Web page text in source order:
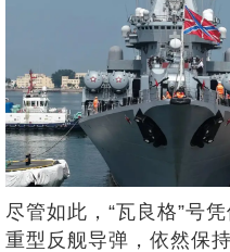
尽管如此，“瓦良格”号
重型反舰导弹，依然保